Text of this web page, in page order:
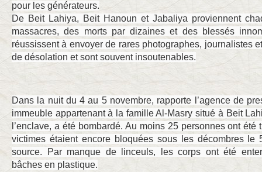
pour les générateurs.
De Beit Lahiya, Beit Hanoun et Jabaliya proviennent
massacres, des morts par dizaines et des blessés
réussissent à envoyer de rares photographes, journalistes
de désolation et sont souvent insoutenables.
Dans la nuit du 4 au 5 novembre, rapporte l’agence de
immeuble appartenant à la famille Al-Masry situé à Beit
l’enclave, a été bombardé. Au moins 25 personnes ont
victimes étaient encore bloquées sous les décombres
source. Par manque de linceuls, les corps ont été
bâches en plastique.